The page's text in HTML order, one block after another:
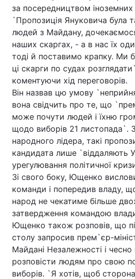
за посередництвом іноземних
`Пропозиція Януковича була
людей з Майдану,
наших скаргах, - а в нас їх
тоді й поставимо крапку. Ми
ці скарги по судах
коментуючи хід переговорів.
Він назвав цю умову
вона свідчить про те, що
може почути людей і їхню
щодо виборів 21 листопада`.
народного лідера, такі
кандидата лише `віддаляють
урегулювання політичної
Зі свого боку, Ющенко
команди і попередив владу,
народ не чекатиме більше
затвердження командою
Ющенко також розповів, що
столу запросив прем`єр-
Майдані Незалежності і чесно
розповісти людям про свою
виборів. `Я хотів, щоб